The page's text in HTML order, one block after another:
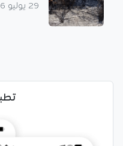
29 يوليو 2026